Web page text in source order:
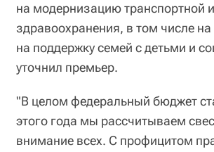
на модернизацию транспортной
здравоохранения, в том числе
на поддержку семей с детьми и
уточнил премьер.
"В целом федеральный бюджет
этого года мы рассчитываем
внимание всех. С профицитом